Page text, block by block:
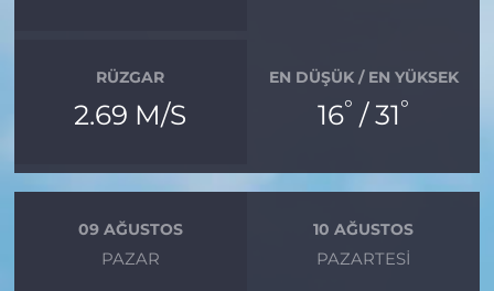
RÜZGAR
2.69 M/S
EN DÜŞÜK / EN YÜKSEK
16° / 31°
09 AĞUSTOS
PAZAR
10 AĞUSTOS
PAZARTESI